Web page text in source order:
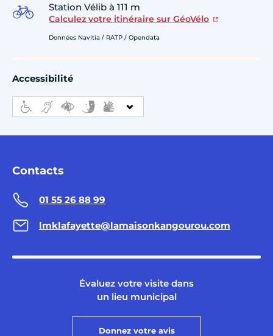
Station Vélib à 111 m
Calculez votre itinéraire sur GéoVélo
Données Navitia / RATP / Opendata
Accessibilité
Contacts
01 55 26 88 99
lmklafayette@lamaisonkangourou.com
Évaluez votre visite dans
un lieu municipal
Donnez votre avis